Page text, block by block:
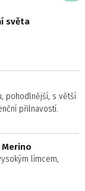
světa
pohodlnější, s větší
přilnavostí.
Merino
límcem,